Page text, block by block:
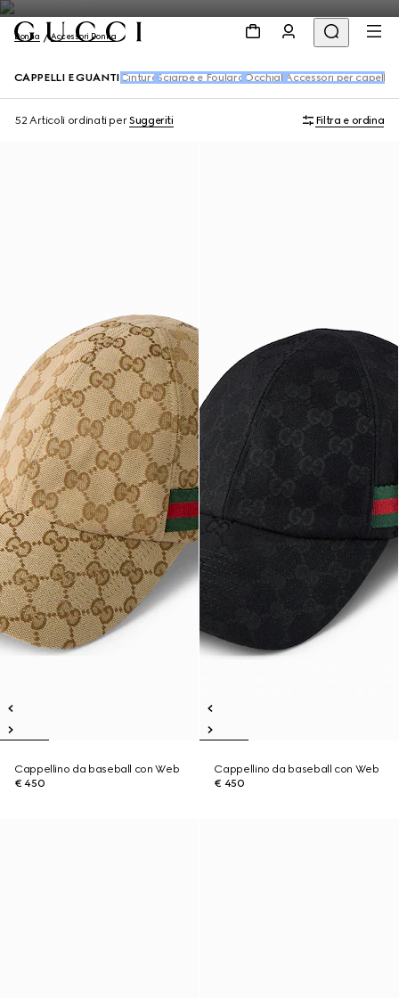
Donna Accessori Donna
CAPPELLI E GUANTI CintureSciarpe e Foulard Occhiali Accessori per capelli
52 Articoli ordinati perSuggeriti Filtra e ordina
Cappellino da baseball con Web
€ 450
Cappellino da baseball con Web
€ 450